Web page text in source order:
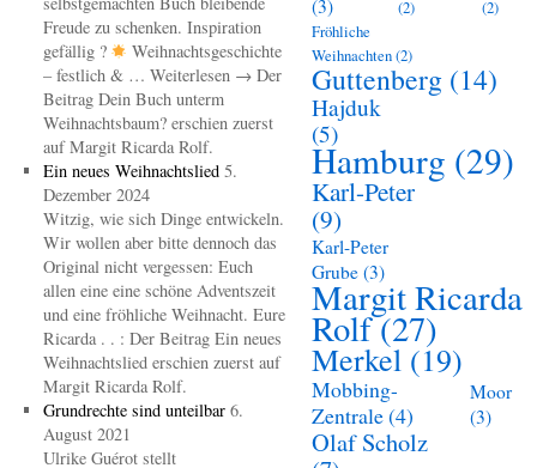
Freude zu schenken. Inspiration
gefällig ?
Weihnachtsgeschichte
– festlich & … Weiterlesen → Der
Beitrag Dein Buch unterm
Weihnachtsbaum? erschien zuerst
auf Margit Ricarda Rolf.
Ein neues Weihnachtslied 5.
Dezember 2024
Witzig, wie sich Dinge entwickeln.
Wir wollen aber bitte dennoch das
Original nicht vergessen: Euch
allen eine eine schöne Adventszeit
und eine fröhliche Weihnacht. Eure
Ricarda . . : Der Beitrag Ein neues
Weihnachtslied erschien zuerst auf
Margit Ricarda Rolf.
Grundrechte sind unteilbar 6.
August 2021
Ulrike Guérot stellt
(3) (2)
(2)
Fröhliche
Weihnachten(2)
Guttenberg (14)
Hajduk
(5)
Hamburg (29)
Karl-Peter
(9)
Karl-Peter
Grube (3)
Margit Ricarda
Rolf(27)
Merkel (19)
Mobbing-
Zentrale(4)
Moor
(3)
Olaf Scholz